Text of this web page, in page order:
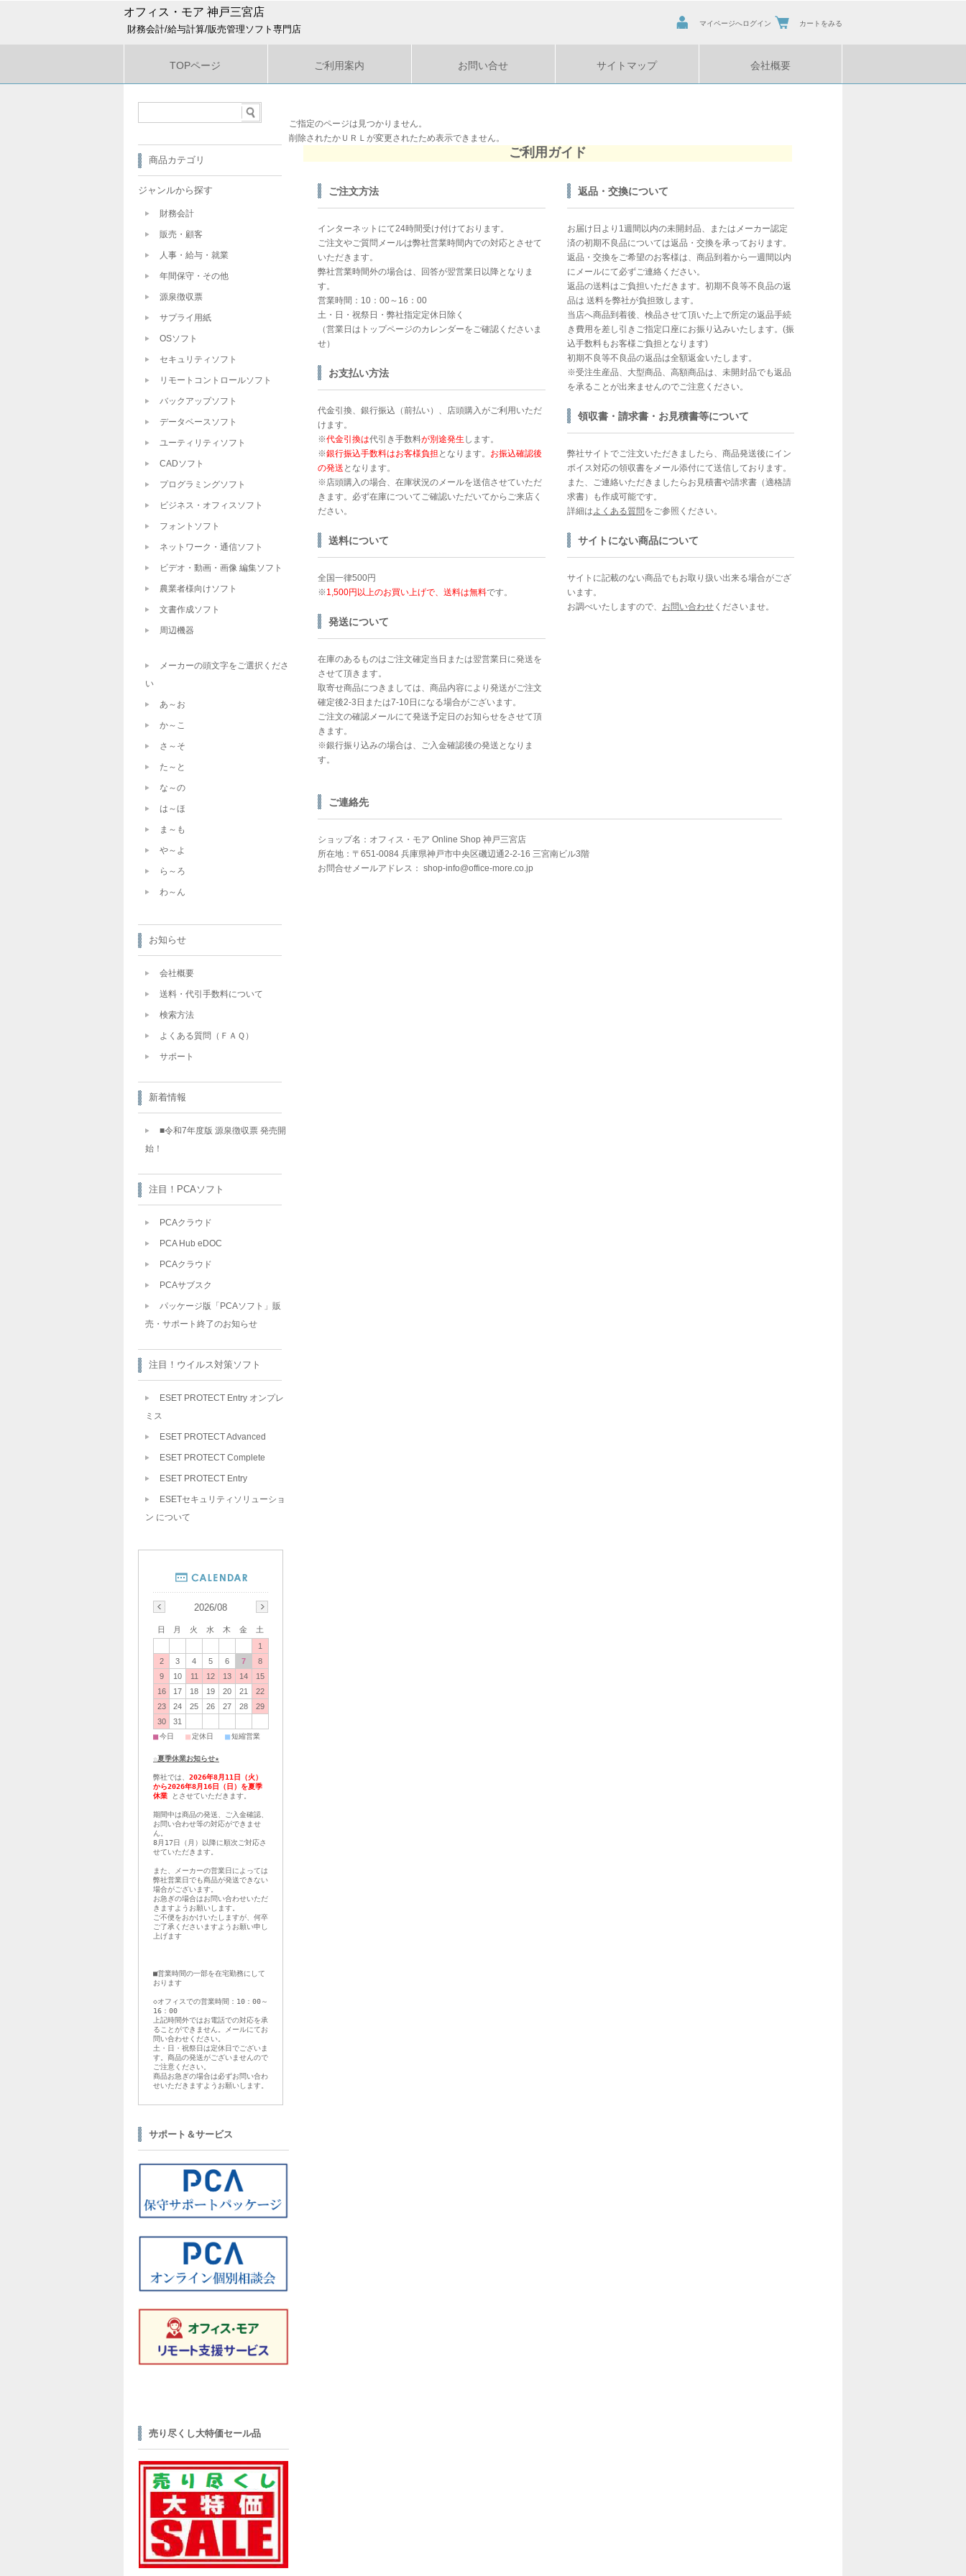
オフィス・モア 神戸三宮店
財務会計/給与計算/販売管理ソフト専門店
マイページへログイン カートをみる
TOPページ ご利用案内 お問い合せ サイトマップ 会社概要
ご指定のページは見つかりません。
削除されたかＵＲＬが変更されたため表示できません。
ご利用ガイド
ご注文方法
インターネットにて24時間受け付けております。
ご注文やご質問メールは弊社営業時間内での対応とさせて
いただきます。
弊社営業時間外の場合は、回答が翌営業日以降となりま
す。
営業時間：10：00～16：00
土・日・祝祭日・弊社指定定休日除く
（営業日はトップページのカレンダーをご確認くださいま
せ）
お支払い方法
代金引換、銀行振込（前払い）、店頭購入がご利用いただ
けます。
※代金引換は代引き手数料が別途発生 します。
※銀行振込手数料はお客様負担 となります。 お振込確認後
の発送 となります。
※店頭購入の場合、在庫状況のメールを送信させていただ
きます。必ず在庫についてご確認いただいてからご来店く
ださい。
送料について
全国一律500円
※1,500円以上のお買い上げで、送料は無料です。
発送について
在庫のあるものはご注文確定当日または翌営業日に発送を
させて頂きます。
取寄せ商品につきましては、商品内容により発送がご注文
確定後2-3日または7-10日になる場合がございます。
ご注文の確認メールにて発送予定日のお知らせをさせて頂
きます。
※銀行振り込みの場合は、ご入金確認後の発送となりま
す。
返品・交換について
お届け日より1週間以内の未開封品、またはメーカー認定
済の初期不良品については返品・交換を承っております。
返品・交換をご希望のお客様は、商品到着から一週間以内
にメールにて必ずご連絡ください。
返品の送料はご負担いただきます。初期不良等不良品の返
品は 送料を弊社が負担致します。
当店へ商品到着後、検品させて頂いた上で所定の返品手続
き費用を差し引きご指定口座にお振り込みいたします。(振
込手数料もお客様ご負担となります)
初期不良等不良品の返品は全額返金いたします。
※受注生産品、大型商品、高額商品は、未開封品でも返品
を承ることが出来ませんのでご注意ください。
領収書・請求書・お見積書等について
弊社サイトでご注文いただきましたら、商品発送後にイン
ボイス対応の領収書をメール添付にて送信しております。
また、ご連絡いただきましたらお見積書や請求書（適格請
求書）も作成可能です。
詳細はよくある質問をご参照ください。
サイトにない商品について
サイトに記載のない商品でもお取り扱い出来る場合がござ
います。
お調べいたしますので、 お問い合わせくださいませ。
ご連絡先
ショップ名：オフィス・モア Online Shop 神戸三宮店
所在地：〒651-0084 兵庫県神戸市中央区磯辺通2-2-16 三宮南ビル3階
お問合せメールアドレス： shop-info@office-more.co.jp
商品カテゴリ
ジャンルから探す
財務会計
販売・顧客
人事・給与・就業
年間保守・その他
源泉徴収票
サプライ用紙
OSソフト
セキュリティソフト
リモートコントロールソフト
バックアップソフト
データベースソフト
ユーティリティソフト
CADソフト
プログラミングソフト
ビジネス・オフィスソフト
フォントソフト
ネットワーク・通信ソフト
ビデオ・動画・画像 編集ソフト
農業者様向けソフト
文書作成ソフト
周辺機器
メーカーの頭文字をご選択くださ
い
あ～お
か～こ
さ～そ
た～と
な～の
は～ほ
ま～も
や～よ
ら～ろ
わ～ん
お知らせ
会社概要
送料・代引手数料について
検索方法
よくある質問（ＦＡＱ）
サポート
新着情報
■令和7年度版 源泉徴収票 発売開
始！
注目！PCAソフト
PCAクラウド
PCA Hub eDOC
PCAクラウド
PCAサブスク
パッケージ版「PCAソフト」販
売・サポート終了のお知らせ
注目！ウイルス対策ソフト
ESET PROTECT Entry オンプレ
ミス
ESET PROTECT Advanced
ESET PROTECT Complete
ESET PROTECT Entry
ESETセキュリティソリューショ
ン について
2026/08
日 月 火 水 木 金
土
1
2
3 4 5 6 7
8
9
10 11 12 13 14
15
16
17 18 19 20 21
22
23
24 25 26 27 28
29
30
31
■今日 ■定休日 ■短縮営業
☆夏季休業お知らせ★
弊社では、 2026年8月11日（火）
から2026年8月16日（日）を夏季
休業 とさせていただきます。
期間中は商品の発送、ご入金確認、
お問い合わせ等の対応ができませ
ん。
8月17日（月）以降に順次ご対応さ
せていただきます。
また、メーカーの営業日によっては
弊社営業日でも商品が発送できない
場合がございます。
お急ぎの場合はお問い合わせいただ
きますようお願いします。
ご不便をおかけいたしますが、何卒
ご了承くださいますようお願い申し
上げます
■営業時間の一部を在宅勤務にして
おります
◇オフィスでの営業時間：10：00～
16：00
上記時間外ではお電話での対応を承
ることができません。メールにてお
問い合わせください。
土・日・祝祭日は定休日でございま
す。商品の発送がございませんので
ご注意ください。
商品お急ぎの場合は必ずお問い合わ
せいただきますようお願いします。
サポート＆サービス
売り尽くし大特価セール品